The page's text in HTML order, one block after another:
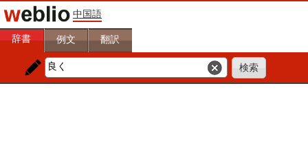
中国語
辞書 例文 翻訳